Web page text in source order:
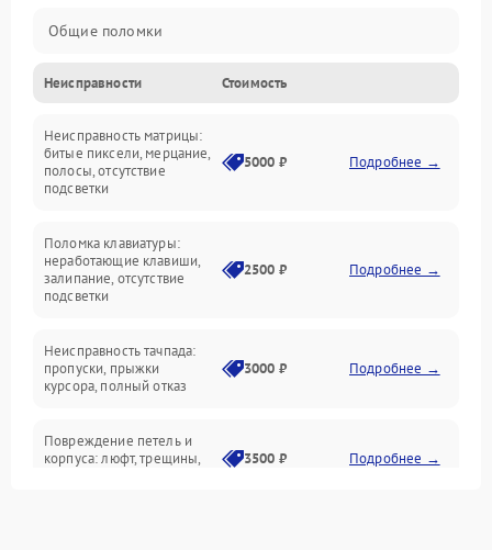
Общие поломки
Устройства
Программные ошибки
Электрические и системные сбои
Интерфейсные проблемы
Батарея
Сеть и интернет
Неисправности Стоимость
Неисправность матрицы:
битые пиксели, мерцание,
полосы, отсутствие
подсветки
5000 ₽ Подробнее →
Поломка клавиатуры:
неработающие клавиши,
залипание, отсутствие
подсветки
2500 ₽ Подробнее →
Неисправность тачпада:
пропуски, прыжки
курсора, полный отказ
3000 ₽ Подробнее →
Повреждение петель и
корпуса: люфт, трещины,
3500 ₽ Подробнее →